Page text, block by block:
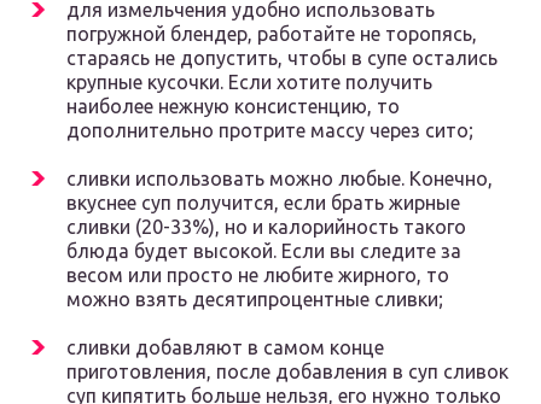
для измельчения удобно использовать
погружной блендер, работайте не торопясь,
стараясь не допустить, чтобы в супе остались
крупные кусочки. Если хотите получить
наиболее нежную консистенцию, то
дополнительно протрите массу через сито;
сливки использовать можно любые. Конечно,
вкуснее суп получится, если брать жирные
сливки (20-33%), но и калорийность такого
блюда будет высокой. Если вы следите за
весом или просто не любите жирного, то
можно взять десятипроцентные сливки;
сливки добавляют в самом конце
приготовления, после добавления в суп сливок
суп кипятить больше нельзя, его нужно только